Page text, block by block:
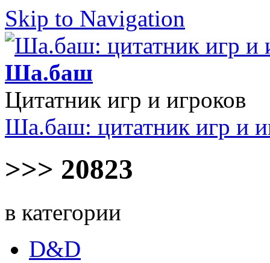
Skip to Navigation
Ша.баш
Цитатник игр и игроков
Ша.баш: цитатник игр и
>>> 20823
в категории
D&D